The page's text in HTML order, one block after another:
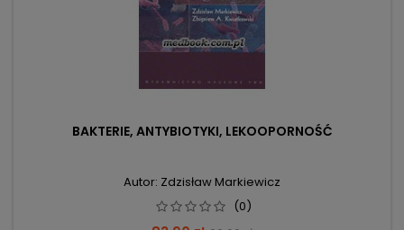
BAKTERIE, ANTYBIOTYKI, LEKOOPORNOŚĆ
Autor: Zdzisław Markiewicz
(0)